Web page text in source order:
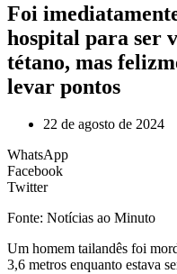
Foi
hospital para ser
tétano, mas
levar pontos
22 de agosto de 2024
WhatsApp
Facebook
Twitter
Fonte: Notícias ao Minuto
Um homem tailandês foi
3,6 metros enquanto estava